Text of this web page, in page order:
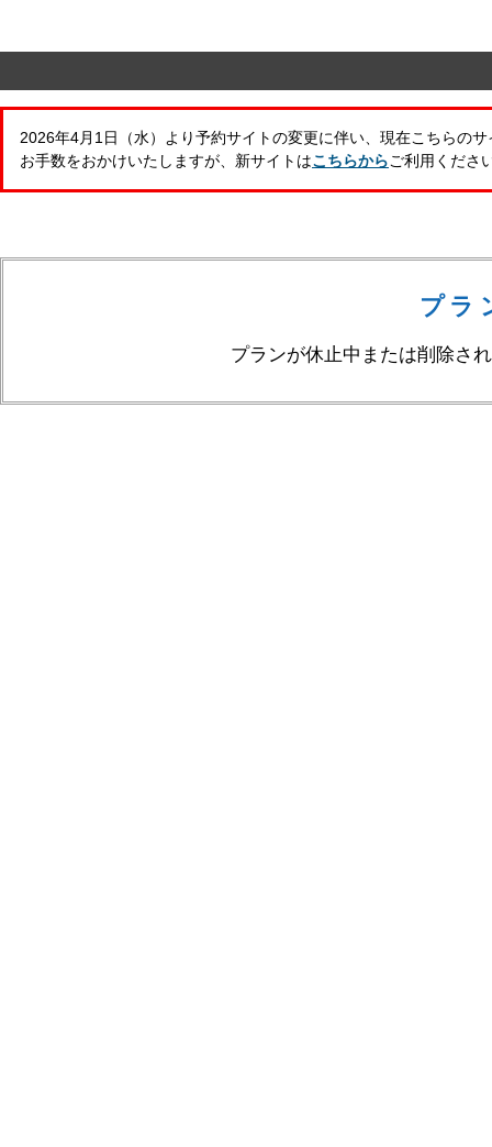
2026年4月1日（水）より予約サイトの変更に伴い、現在こちらの
お手数をおかけいたしますが、新サイトはこちらからご利用くださ
プラ
プランが休止中または削除さ